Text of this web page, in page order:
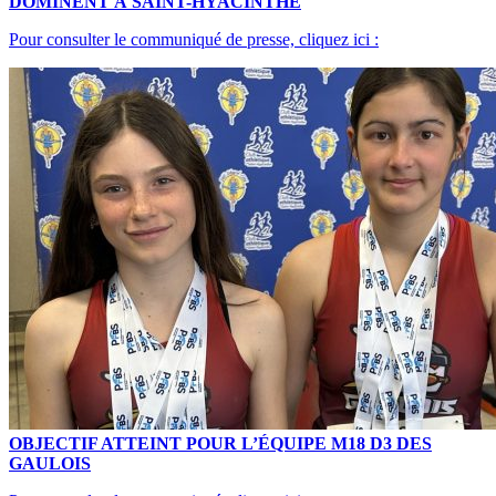
Pour consulter le communiqué de presse, cliquez ici :
OBJECTIF ATTEINT POUR L’ÉQUIPE M18 D3 DES
GAULOIS